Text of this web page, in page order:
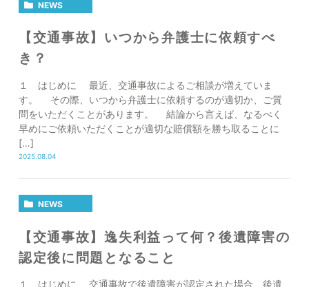
NEWS
【交通事故】いつから弁護士に依頼すべ
き？
１ はじめに 最近、交通事故によるご相談が増えていま
す。 その際、いつから弁護士に依頼するのが適切か、ご質
問をいただくことがあります。 結論から言えば、なるべく
早めにご依頼いただくことが適切な賠償額を勝ち取ることに
[…]
2025.08.04
NEWS
【交通事故】逸失利益って何？後遺障害の
認定後に問題となること
１ はじめに 交通事故で後遺障害が認定された場合、後遺